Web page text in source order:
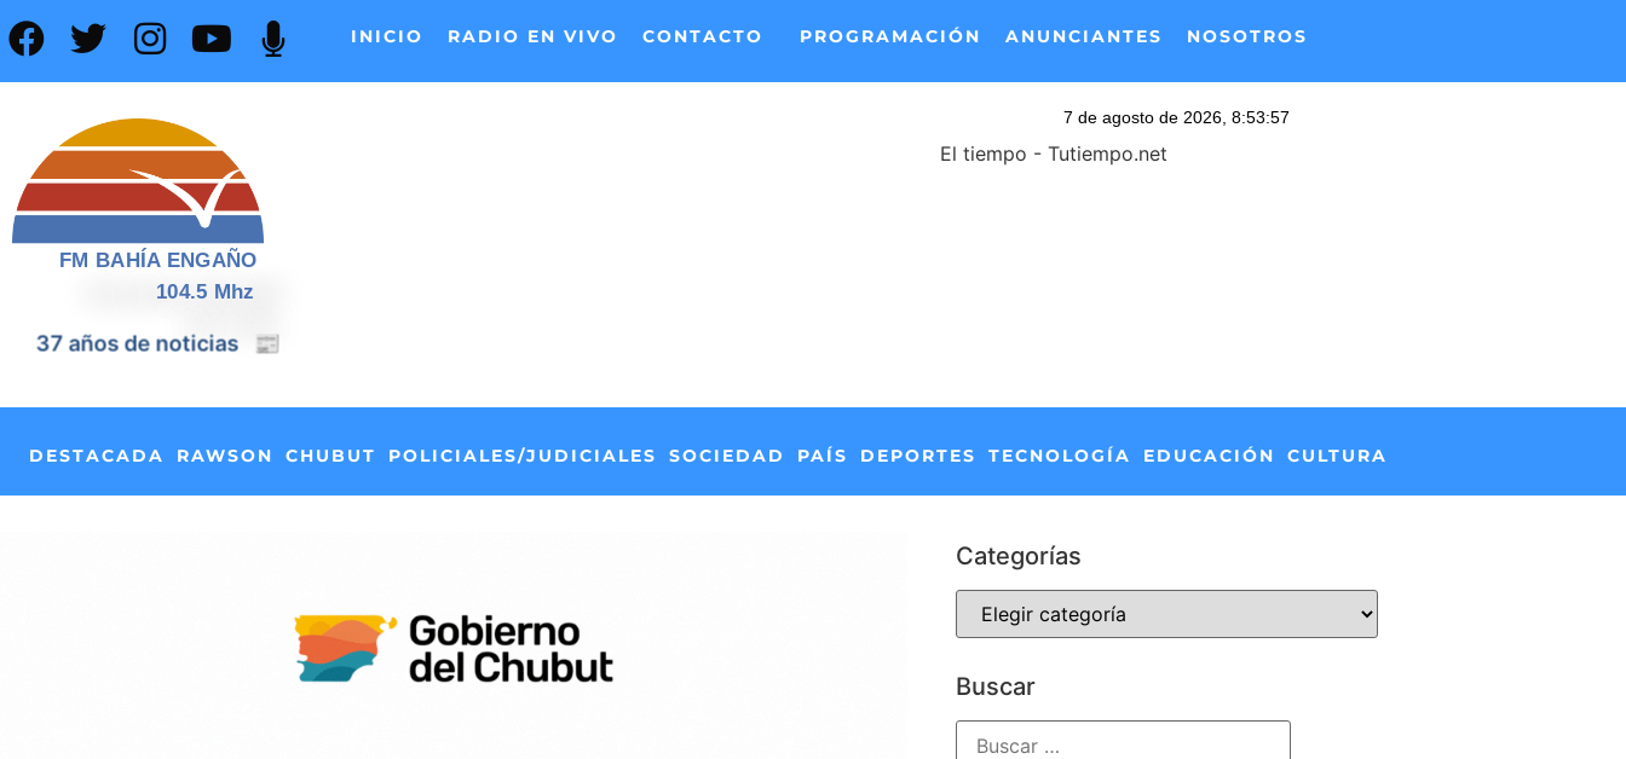
INICIO RADIO EN VIVO CONTACTO PROGRAMACIÓN ANUNCIANTES NOSOTROS
FM BAHÍA ENGAÑO
104.5 Mhz
37 años de noticias 📰
El tiempo - Tutiempo.net
DESTACADA RAWSON CHUBUT POLICIALES/JUDICIALES SOCIEDAD PAÍS DEPORTES TECNOLOGÍA EDUCACIÓN CULTURA
Categorías
Buscar